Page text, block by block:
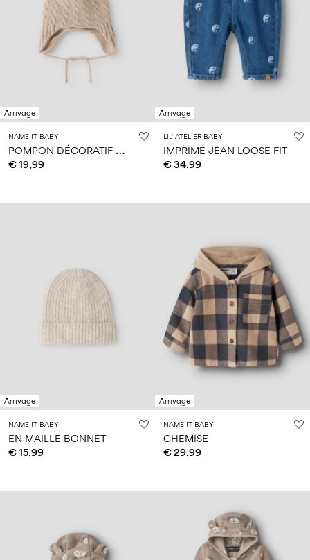
Arrivage
NAME IT BABY
P
OMPON DÉCORATIF CHAPEAU
€ 19,99
Arrivage
LIL' ATELIER BABY
IMPRIMÉ JEAN LOOSE FIT
€ 34,99
Arrivage
NAME IT BABY
EN MAILLE BONNET
€ 15,99
Arrivage
NAME IT BABY
CHEMISE
€ 29,99